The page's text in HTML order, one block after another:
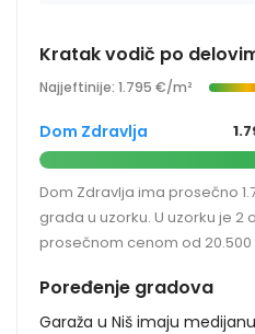
Kratak vodič po
Najjeftinije: 1.795 €/m²
Dom Zdravlja
Dom Zdravlja ima prosečno
grada u uzorku. U uzorku je 2
prosečnom cenom od 20.500
Poređenje gradova
Garaža u Niš imaju